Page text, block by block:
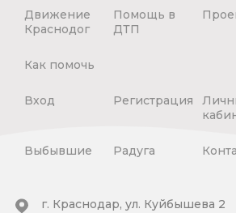
Движение
Краснодог
Помощь в
ДТП
Как помочь
Вход Регистрация
Выбывшие Радуга
г. Краснодар, ул. Куйбышева 2